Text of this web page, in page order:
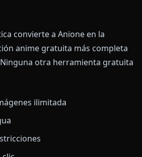
convierte a Anione en la
anime gratuita más completa
otra herramienta gratuita
ilimitada